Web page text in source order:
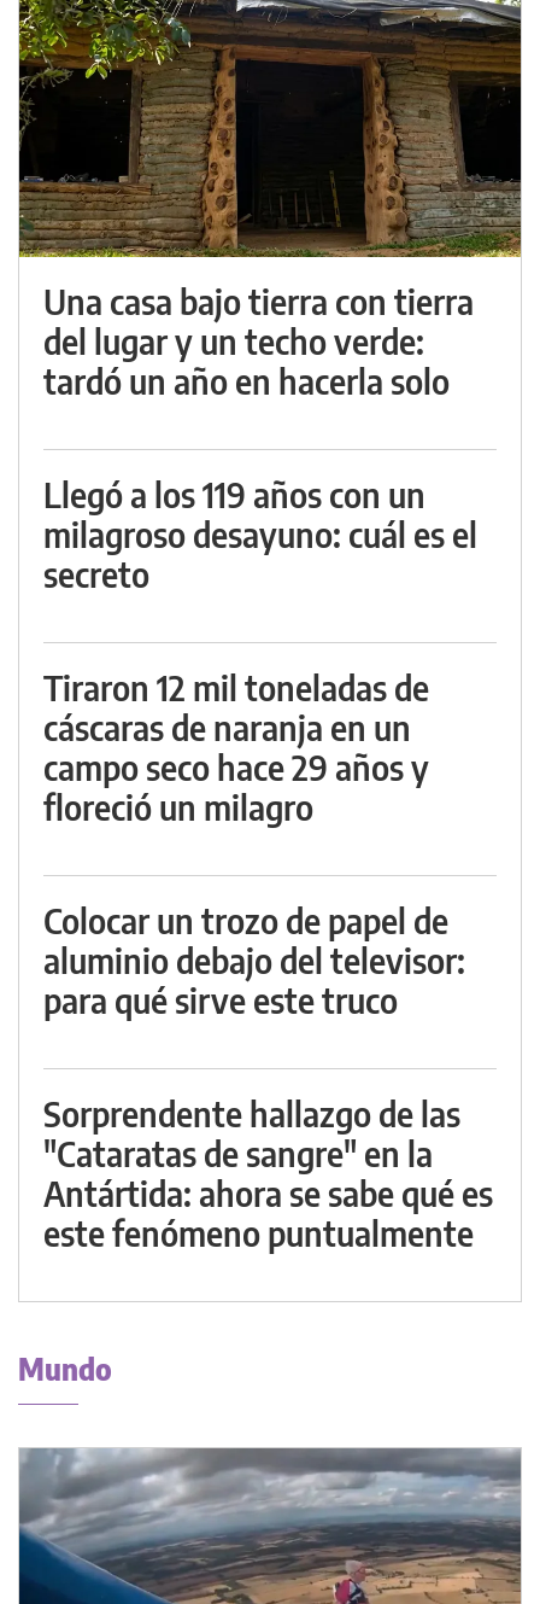
Una casa bajo tierra con tierra
del lugar y un techo verde:
tardó un año en hacerla solo
Llegó a los 119 años con un
milagroso desayuno: cuál es el
secreto
Tiraron 12 mil toneladas de
cáscaras de naranja en un
campo seco hace 29 años y
floreció un milagro
Colocar un trozo de papel de
aluminio debajo del televisor:
para qué sirve este truco
Sorprendente hallazgo de las
"Cataratas de sangre" en la
Antártida: ahora se sabe qué es
este fenómeno puntualmente
Mundo